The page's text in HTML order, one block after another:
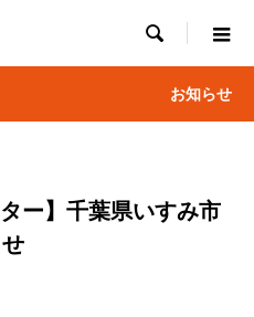

お知らせ
ー】千葉県いすみ市